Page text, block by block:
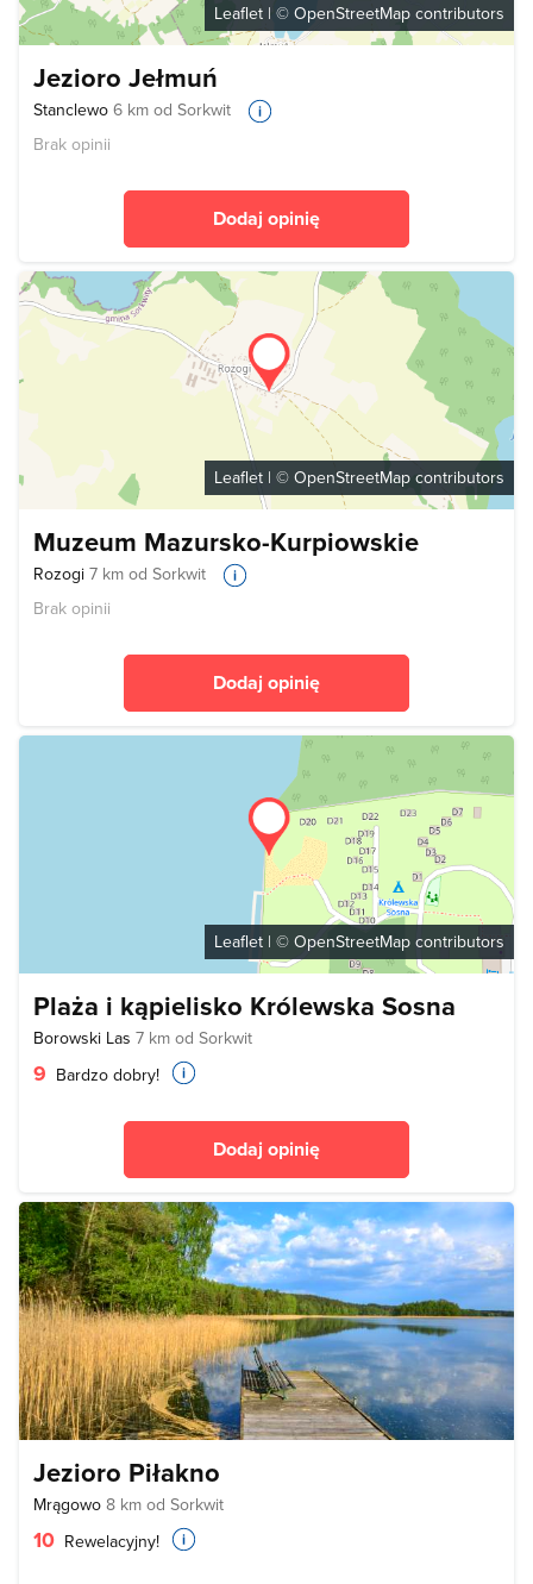
Leaflet | © OpenStreetMap contributors
Jezioro Jełmuń
Stanclewo 6 km od Sorkwit
Brak opinii
Dodaj opinię
Leaflet | © OpenStreetMap contributors
Muzeum Mazursko-Kurpiowskie
Rozogi 7 km od Sorkwit
Brak opinii
Dodaj opinię
Leaflet | © OpenStreetMap contributors
Plaża i kąpielisko Królewska Sosna
Borowski Las 7 km od Sorkwit
9 Bardzo dobry!
Dodaj opinię
Jezioro Piłakno
Mrągowo 8 km od Sorkwit
10 Rewelacyjny!